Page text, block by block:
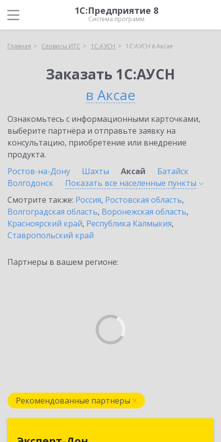
1С:Предприятие 8
Система программ
Главная Сервисы ИТС 1С:АУСН 1С:АУСН в Аксае
Заказать 1С:АУСН
в Аксае
Ознакомьтесь с информационными карточками,
выберите партнёра и отправьте заявку на
консультацию, приобретение или внедрение
продукта.
Ростов-на-Дону
Шахты Аксай
Батайск
Волгодонск
Показать все населенные пункты
Смотрите также: Россия, Ростовская область,
Волгоградская область, Воронежская область,
Красноярский край, Республика Калмыкия,
Ставропольский край
Партнеры в вашем регионе:
Рекомендованные партнеры